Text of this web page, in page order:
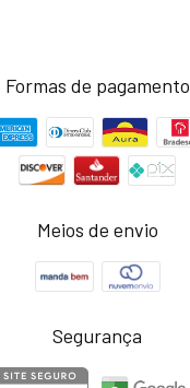
Formas de pagamento
Meios de envio
Segurança